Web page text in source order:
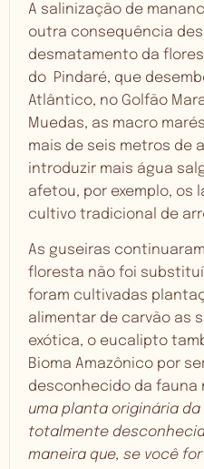
A salinização de
outra consequência
desmatamento da
do Pindaré, que
Atlântico, no Golfão
Muedas, as macro
mais de seis metros de
introduzir mais água
afetou, por exemplo, os
cultivo tradicional de
As guseiras
floresta não foi
foram cultivadas
alimentar de carvão as
exótica, o eucalipto
Bioma Amazônico por
desconhecido da fauna
uma planta originária
totalmente
maneira que, se você